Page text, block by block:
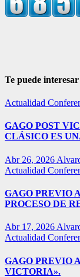
Te puede interesar
Actualidad
GAGO POST
CLÁSICO ES
Abr 26, 2026
Actualidad
GAGO PREVIO
PROCESO DE
Abr 17, 2026
Actualidad
GAGO PREVIO
VICTORIA».